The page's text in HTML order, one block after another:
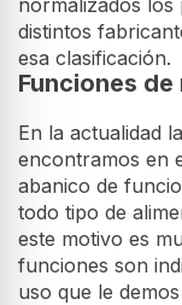
distintos
esa clasificación.
Funciones
En la actualidad
encontramos en
abanico de
todo tipo de
este motivo es
funciones son
uso que le